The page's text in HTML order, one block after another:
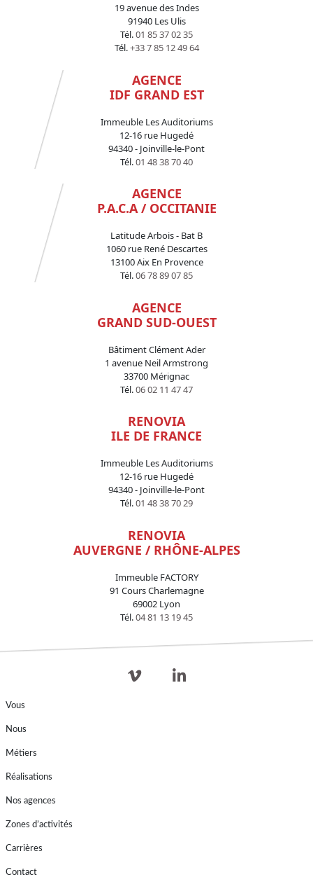
19 avenue des Indes
91940 Les Ulis
Tél.01 85 37 02 35
Tél.+33 7 85 12 49 64
AGENCE
IDF GRAND EST
Immeuble Les Auditoriums
12-16 rue Hugedé
94340 - Joinville-le-Pont
Tél.01 48 38 70 40
AGENCE
P.A.C.A / OCCITANIE
Latitude Arbois - Bat B
1060 rue René Descartes
13100 Aix En Provence
Tél.06 78 89 07 85
AGENCE
GRAND SUD-OUEST
Bâtiment Clément Ader
1 avenue Neil Armstrong
33700 Mérignac
Tél.06 02 11 47 47
RENOVIA
ILE DE FRANCE
Immeuble Les Auditoriums
12-16 rue Hugedé
94340 - Joinville-le-Pont
Tél.01 48 38 70 29
RENOVIA
AUVERGNE / RHÔNE-ALPES
Immeuble FACTORY
91 Cours Charlemagne
69002 Lyon
Tél.04 81 13 19 45
Vous
Nous
Métiers
Réalisations
Nos agences
Zones d’activités
Carrières
Contact